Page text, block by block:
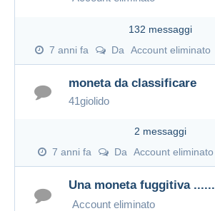
132 messaggi
7 anni fa
Da Account eliminato
moneta da classificare
41giolido
2 messaggi
7 anni fa
Da Account eliminato
Una moneta fuggitiva ......
Account eliminato